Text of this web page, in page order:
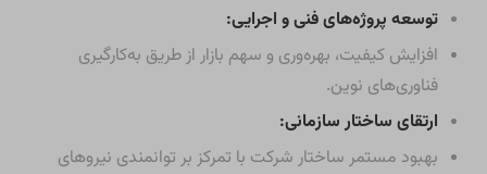
توسعه پروژه‌های فنی و اجرایی:
افزایش کیفیت، بهره‌وری و سهم بازار از طریق به‌کارگیری
فناوری‌های نوین.
ارتقای ساختار سازمانی:
بهبود مستمر ساختار شرکت با تمرکز بر توانمندی نیروهای